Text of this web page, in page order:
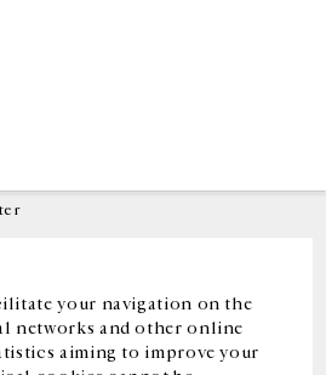
your navigation on the
networks and other online
aiming to improve your